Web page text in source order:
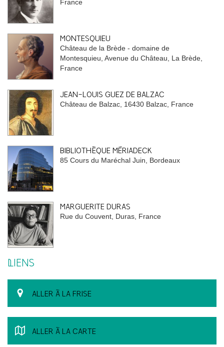
France
MONTESQUIEU
Château de la Brède - domaine de
Montesquieu, Avenue du Château, La Brède,
France
JEAN-LOUIS GUEZ DE BALZAC
Château de Balzac, 16430 Balzac, France
BIBLIOTHÈQUE MÉRIADECK
85 Cours du Maréchal Juin, Bordeaux
MARGUERITE DURAS
Rue du Couvent, Duras, France
LIENS
ALLER À LA FRISE
ALLER À LA CARTE